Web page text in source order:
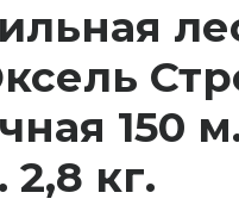
150
2,8 кг.